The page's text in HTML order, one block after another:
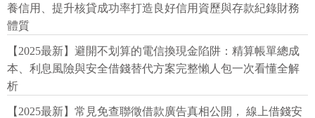
養信用、提升核貸成功率打造良好信用資歷與存款紀錄財務
體質
【2025最新】避開不划算的電信換現金陷阱：精算帳單總成
本、利息風險與安全借錢替代方案完整懶人包一次看懂全解
析
【2025最新】常見免查聯徵借款廣告真相公開， 線上借錢安